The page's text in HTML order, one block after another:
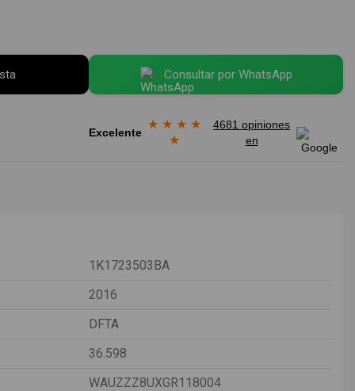
Consultar por WhatsApp
Excelente
★ ★ ★ ★
★
4681 opiniones
en
1K1723503BA
2016
DFTA
36.598
WAUZZZ8UXGR118004